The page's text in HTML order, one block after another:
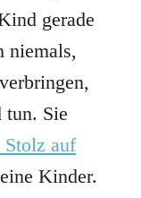
gerade
niemals,
tun. Sie
auf
Kinder.